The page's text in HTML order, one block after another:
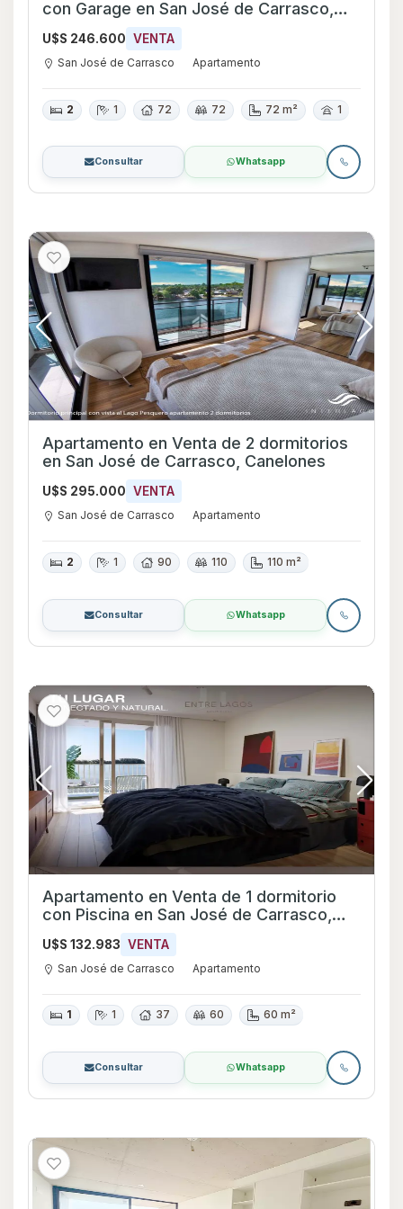
con Garage en San José de Carrasco,
U$S 246.600 VENTA
San José de Carrasco Apartamento
2 1 72 72 72 m² 1
Consultar Whatsapp
Apartamento en Venta de 2 dormitorios
en San José de Carrasco, Canelones
U$S 295.000 VENTA
San José de Carrasco Apartamento
2 1 90 110 110 m²
Consultar Whatsapp
Apartamento en Venta de 1 dormitorio
con Piscina en San José de Carrasco,
Canelones
U$S 132.983 VENTA
San José de Carrasco Apartamento
1 1 37 60 60 m²
Consultar Whatsapp